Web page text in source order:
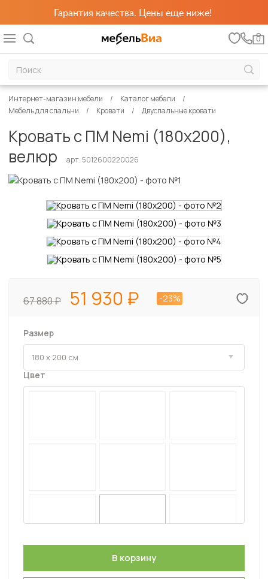
Гарантия качества. Цены еще ниже!
0
Интернет-магазин мебели
Каталог мебели
Мебель для спальни
Кровати Двуспальные кровати
Кровать с ПМ Nemi (180х200),
велюр
арт. 5012600220026
67 880 51 930 -23%
Размер
Цвет